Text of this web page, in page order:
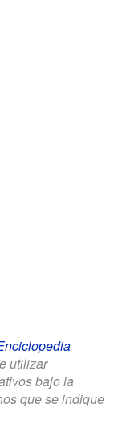
utilizar
bajo la
que se indique